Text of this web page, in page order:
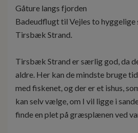
Gåture langs fjorden
Badeudflugt til Vejles to hyggelige
Tirsbæk Strand.
Tirsbæk Strand er særlig god, da
aldre. Her kan de mindste bruge
med fiskenet, og der er et ishus,
kan selv vælge, om I vil ligge i
finde en plet på græsplænen ved